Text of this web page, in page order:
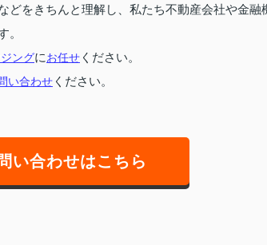
をきちんと理解し、私たち不動産会社や金融
。
ングにお任せ ください。
い合わせ ください。
い合わせはこちら